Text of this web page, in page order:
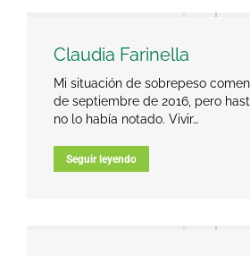
Claudia Farinella
Mi situación de sobrepeso
de septiembre de 2016, pero
no lo había notado. Vivir…
Seguir leyendo